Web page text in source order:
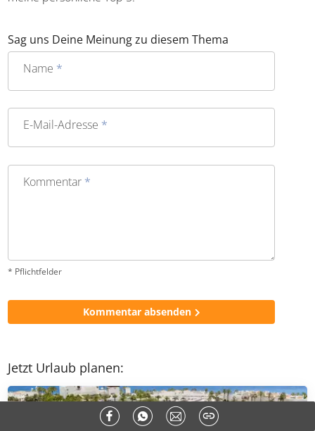
Sag uns Deine Meinung zu diesem Thema
Name *
E-Mail-Adresse *
Kommentar *
* Pflichtfelder
Kommentar absenden
Jetzt Urlaub planen: